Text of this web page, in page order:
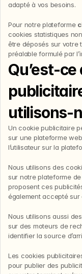
adapté à vos besoins.
Pour notre plateforme
cookies statistiques
être déposés sur votre
préalable formulé par
Qu’est-ce
utilisons-
Un cookie publicitaire
sur une plateforme
l’utilisateur sur la
Nous utilisons des
sur notre plateforme
proposent ces
également accepté sur
Nous utilisons aussi
sur des moteurs de
identifier la source
Les cookies
pour publier des